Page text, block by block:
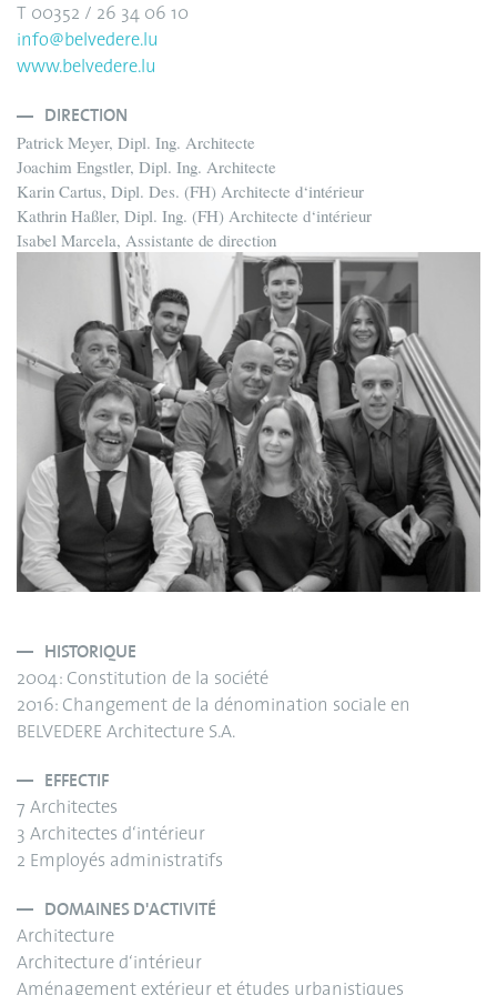
T 00352 / 26 34 06 10
info@belvedere.lu
www.belvedere.lu
DIRECTION
Patrick Meyer, Dipl. Ing. Architecte
Joachim Engstler, Dipl. Ing. Architecte
Karin Cartus, Dipl. Des. (FH) Architecte d‘intérieur
Kathrin Haßler, Dipl. Ing. (FH) Architecte d‘intérieur
Isabel Marcela, Assistante de direction
HISTORIQUE
2004: Constitution de la société
2016: Changement de la dénomination sociale en
BELVEDERE Architecture S.A.
EFFECTIF
7 Architectes
3 Architectes d‘intérieur
2 Employés administratifs
DOMAINES D'ACTIVITÉ
Architecture
Architecture d‘intérieur
Aménagement extérieur et études urbanistiques